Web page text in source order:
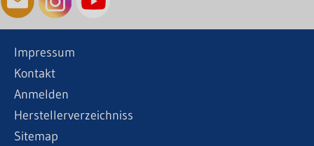
Impressum
Kontakt
Anmelden
Herstellerverzeichniss
Sitemap